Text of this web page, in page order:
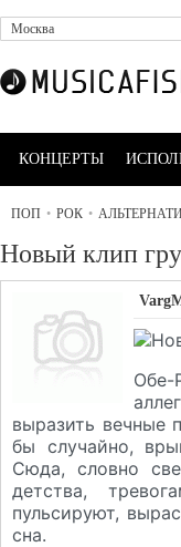
Москва
КОНЦЕРТЫ
ПОП • РОК •
Новый клип
выразить вечные
бы случайно,
Сюда, словно
детства,
пульсируют,
сна.